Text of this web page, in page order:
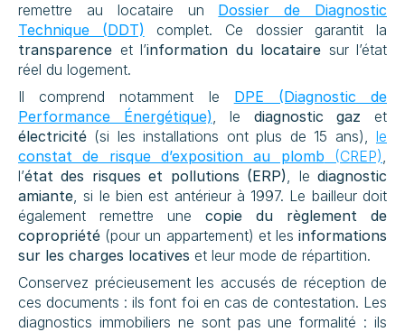
remettre au locataire un Dossier de Diagnostic
Technique (DDT)
transparence et l’information du locataire sur l’état
réel du logement.
Il comprend notamment le DPE (Diagnostic de
Performance Énergétique), le diagnostic gaz
électricité (si les installations ont plus de 15 ans),
constat de risque d’exposition au plomb (CREP),
l’état des risques et pollutions (ERP), le diagnostic
amiante, si le bien est antérieur à 1997. Le bailleur doit
également remettre une copie du règlement de
copropriété (pour un appartement) et les informations
sur les charges locatives et leur mode de répartition.
Conservez précieusement les accusés de réception de
ces documents : ils font foi en cas de contestation. Les
diagnostics immobiliers ne sont pas une formalité : ils